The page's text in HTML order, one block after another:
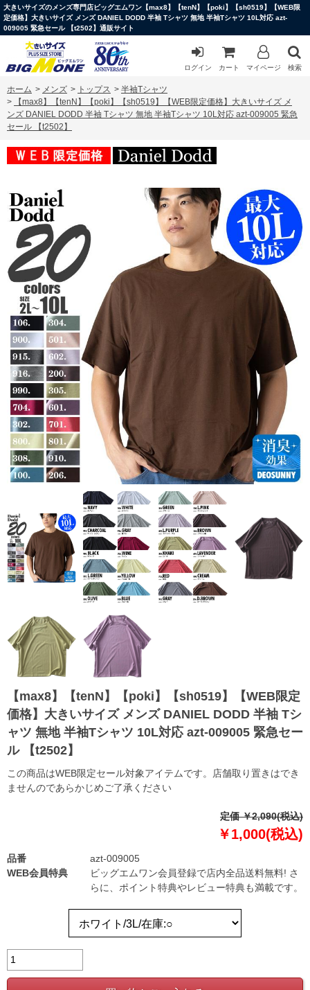
大きいサイズのメンズ専門店ビッグエムワン【max8】【tenN】【poki】【sh0519】【WEB限
定価格】大きいサイズ メンズ DANIEL DODD 半袖 Tシャツ 無地 半袖Tシャツ 10L対応 azt-
009005 緊急セール 【t2502】通販サイト
ログイン カート マイページ 検索
ホーム > メンズ > トップス > 半袖Tシャツ
>
【max8】【tenN】【poki】【sh0519】【WEB限定価格】大きいサイズ メ
ンズ DANIEL DODD 半袖 Tシャツ 無地 半袖Tシャツ 10L対応 azt-009005 緊急
セール 【t2502】
【max8】【tenN】【poki】【sh0519】【WEB限定
価格】大きいサイズ メンズ DANIEL DODD 半袖 Tシ
ャツ 無地 半袖Tシャツ 10L対応 azt-009005 緊急セー
ル 【t2502】
この商品はWEB限定セール対象アイテムです。店舗取り置きはでき
ませんのであらかじめご了承ください
定価 ￥2,090(税込)
￥1,000(税込)
品番
azt-009005
WEB会員特典
ビッグエムワン会員登録で店内全品送料無料! さ
らに、ポイント特典やレビュー特典も満載です。